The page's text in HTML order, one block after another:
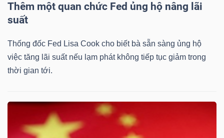
Thêm một quan chức Fed ủng hộ nâng lãi
suất
Thống đốc Fed Lisa Cook cho biết bà sẵn sàng ủng hộ
việc tăng lãi suất nếu lạm phát không tiếp tục giảm trong
thời gian tới.